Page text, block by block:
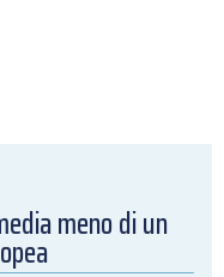
meno di un